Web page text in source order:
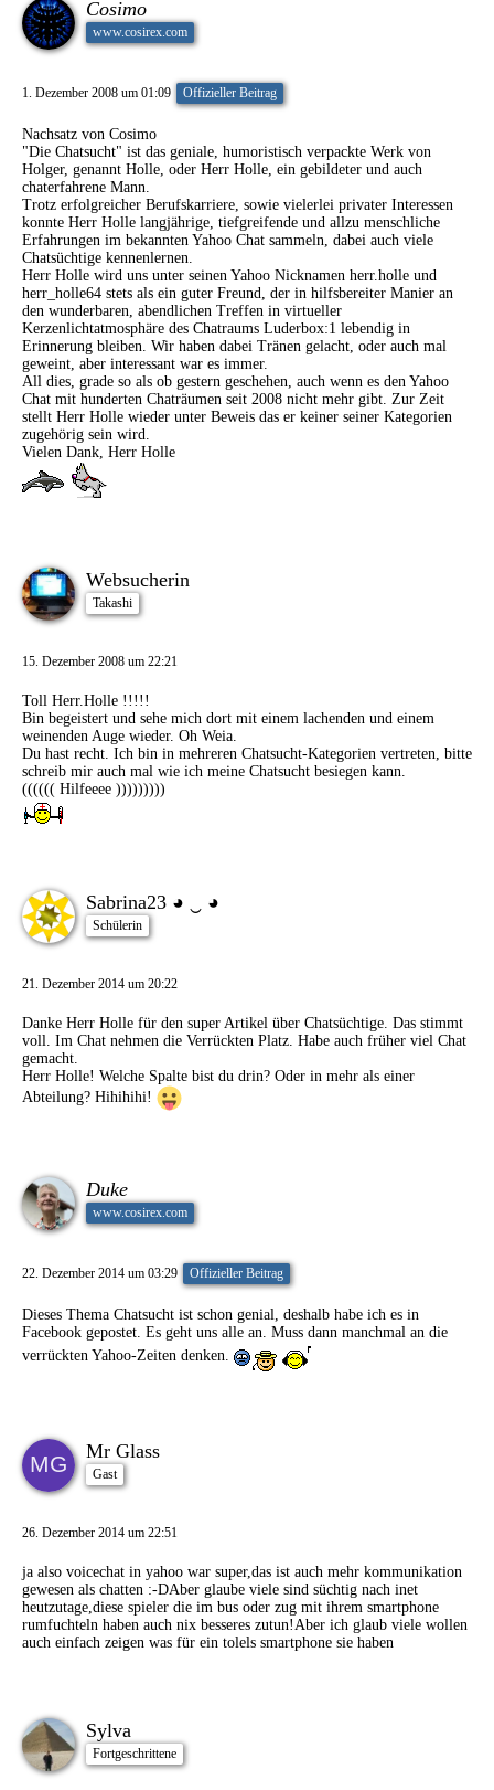
Cosimo
www.cosirex.com
1. Dezember 2008 um 01:09 Offizieller Beitrag
Nachsatz von Cosimo
"Die Chatsucht" ist das geniale, humoristisch verpackte Werk von
Holger, genannt Holle, oder Herr Holle, ein gebildeter und auch
chaterfahrene Mann.
Trotz erfolgreicher Berufskarriere, sowie vielerlei privater Interessen
konnte Herr Holle langjährige, tiefgreifende und allzu menschliche
Erfahrungen im bekannten Yahoo Chat sammeln, dabei auch viele
Chatsüchtige kennenlernen.
Herr Holle wird uns unter seinen Yahoo Nicknamen herr.holle und
herr_holle64 stets als ein guter Freund, der in hilfsbereiter Manier an
den wunderbaren, abendlichen Treffen in virtueller
Kerzenlichtatmosphäre des Chatraums Luderbox:1 lebendig in
Erinnerung bleiben. Wir haben dabei Tränen gelacht, oder auch mal
geweint, aber interessant war es immer.
All dies, grade so als ob gestern geschehen, auch wenn es den Yahoo
Chat mit hunderten Chaträumen seit 2008 nicht mehr gibt. Zur Zeit
stellt Herr Holle wieder unter Beweis das er keiner seiner Kategorien
zugehörig sein wird.
Vielen Dank, Herr Holle
Websucherin
Takashi
15. Dezember 2008 um 22:21
Toll Herr.Holle !!!!!
Bin begeistert und sehe mich dort mit einem lachenden und einem
weinenden Auge wieder. Oh Weia.
Du hast recht. Ich bin in mehreren Chatsucht-Kategorien vertreten, bitte
schreib mir auch mal wie ich meine Chatsucht besiegen kann.
(((((( Hilfeeee )))))))))
Sabrina23 ◕ ‿ ◕
Schülerin
21. Dezember 2014 um 20:22
Danke Herr Holle für den super Artikel über Chatsüchtige. Das stimmt
voll. Im Chat nehmen die Verrückten Platz. Habe auch früher viel Chat
gemacht.
Herr Holle! Welche Spalte bist du drin? Oder in mehr als einer
Abteilung? Hihihihi!
Duke
www.cosirex.com
22. Dezember 2014 um 03:29 Offizieller Beitrag
Dieses Thema Chatsucht ist schon genial, deshalb habe ich es in
Facebook gepostet. Es geht uns alle an. Muss dann manchmal an die
verrückten Yahoo-Zeiten denken.
Mr Glass
Gast
26. Dezember 2014 um 22:51
ja also voicechat in yahoo war super,das ist auch mehr kommunikation
gewesen als chatten :-DAber glaube viele sind süchtig nach inet
heutzutage,diese spieler die im bus oder zug mit ihrem smartphone
rumfuchteln haben auch nix besseres zutun!Aber ich glaub viele wollen
auch einfach zeigen was für ein tolels smartphone sie haben
Sylva
Fortgeschrittene